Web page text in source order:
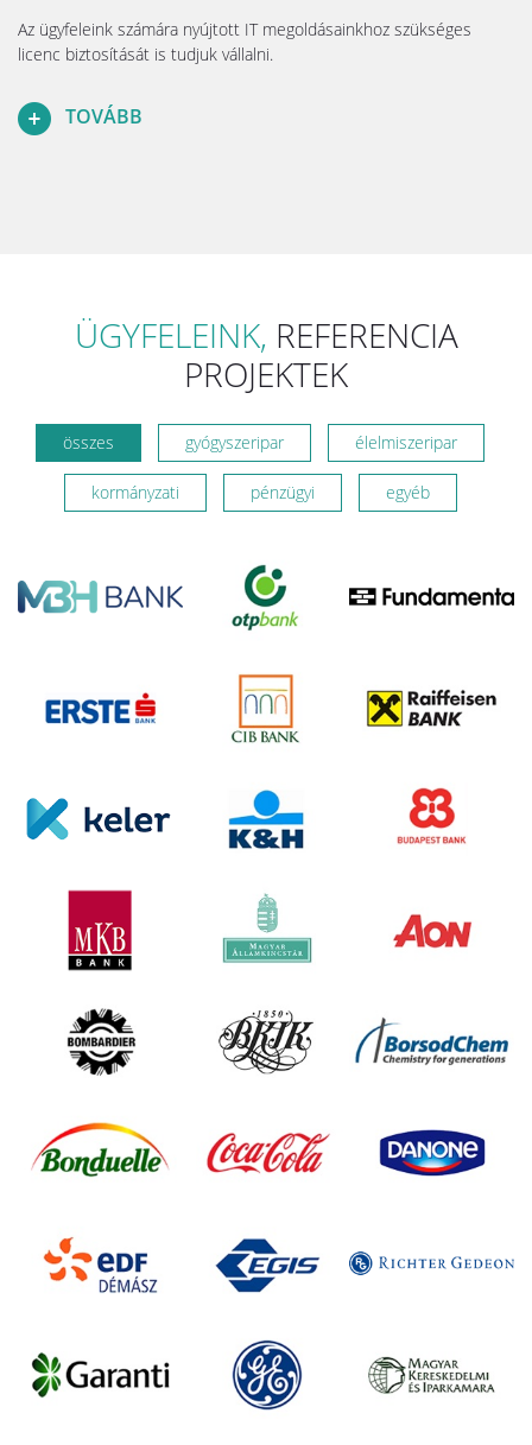
Az ügyfeleink számára nyújtott IT megoldásainkhoz szükséges
licenc biztosítását is tudjuk vállalni.
TOVÁBB
ÜGYFELEINK, REFERENCIA
PROJEKTEK
összes gyógyszeripar élelmiszeripar
kormányzati pénzügyi egyéb